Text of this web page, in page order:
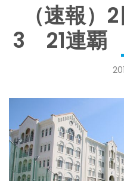
キ
ッ
（速報
3 21連覇